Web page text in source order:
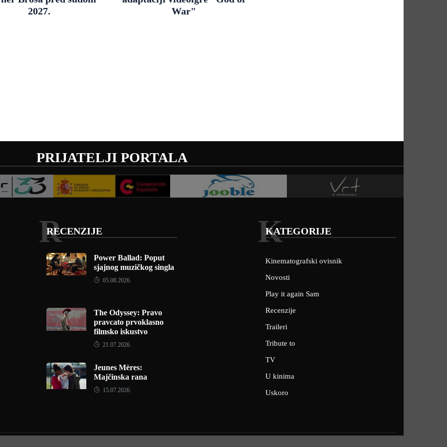
2027.
War"
PRIJATELJI PORTALA
RECENZIJE
R
Power Ballad: Poput
sjajnog muzičkog singla
05.08.2026.
The Odyssey: Pravo
pravcato prvoklasno
filmsko iskustvo
21.07.2026.
Jeunes Mères:
Majčinska rana
15.07.2026.
KATEGORIJE
K
Kinematografski ovisnik
Novosti
Play it again Sam
Recenzije
Traileri
Tribute to
TV
U kinima
Uskoro